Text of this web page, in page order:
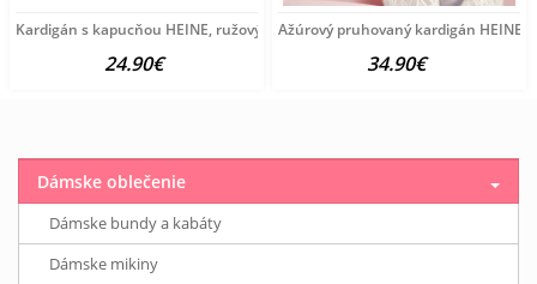
Kardigán s kapucňou HEINE, ružový
24.90€
Ažúrový pruhovaný kardigán HEINE,
34.90€
Dámske oblečenie
Dámske bundy a kabáty
Dámske mikiny